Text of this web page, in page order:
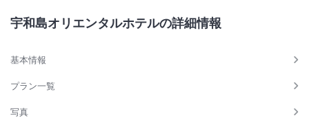
宇和島オリエンタルホテルの詳細情報
基本情報
プラン一覧
写真